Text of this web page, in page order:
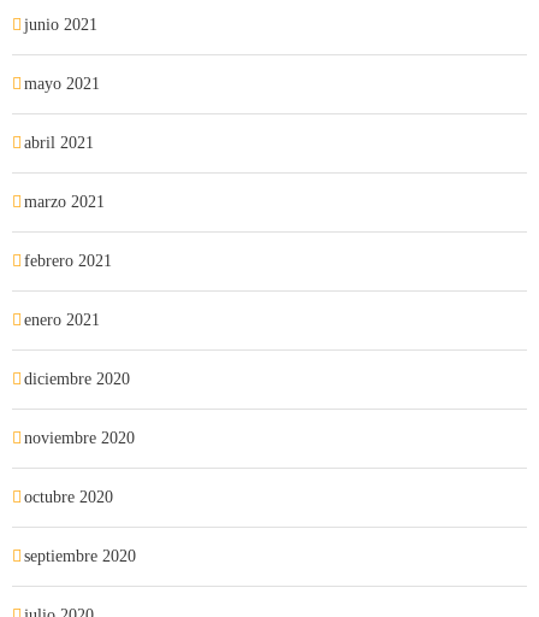
junio 2021
mayo 2021
abril 2021
marzo 2021
febrero 2021
enero 2021
diciembre 2020
noviembre 2020
octubre 2020
septiembre 2020